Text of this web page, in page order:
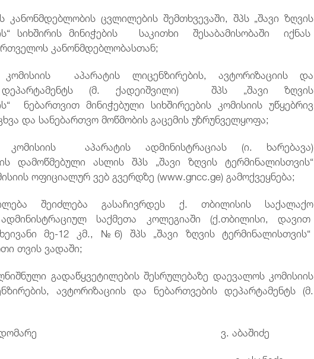
ცვლილების შემთხვევაში, შპს „შავი ზღვის
სიხშირის მინიჭების საკითხი შესაბამისობაში იქნას
კანონმდებლობასთან;
აპარატის ლიცენზირების, ავტორიზაციის და
დეპარტამენტს (მ. ქადეიშვილი) შპს „შავი ზღვის
ნებართვით მინიჭებული სიხშირეების კომისიის უწყებრივ
და სანებართვო მოწმობის გაცემის უზრუნველყოფა;
აპარატის ადმინისტრაციას (ი. ხარებავა)
დამოწმებული ასლის შპს „შავი ზღვის ტერმინალისთვის“
ოფიციალურ ვებ გვერდზე (www.gncc.ge) გამოქვეყნება;
შეიძლება გასაჩივრდეს ქ. თბილისის საქალაქო
საქმეთა კოლეგიაში (ქ.თბილისი, დავით
მე-12 კმ., №6) შპს „შავი ზღვის ტერმინალისთვის“
თვის ვადაში;
გადაწყვეტილების შესრულებაზე დაევალოს კომისიის
ავტორიზაციის და ნებართვების დეპარტამენტს (მ.
თავმჯდომარე ვ. აბაშიძე